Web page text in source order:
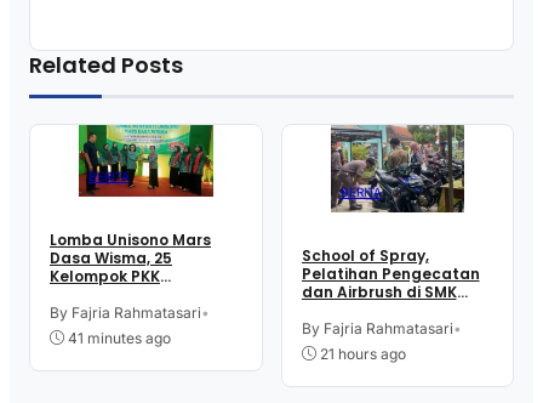
Related Posts
BERITA
Lomba Unisono Mars
Dasa Wisma, 25
Kelompok PKK
Purworejo Adu
Kekompakan
By Fajria Rahmatasari•
41 minutes ago
BERITA
School of Spray,
Pelatihan Pengecatan
dan Airbrush di SMK
Kutoarjo
By Fajria Rahmatasari•
21 hours ago